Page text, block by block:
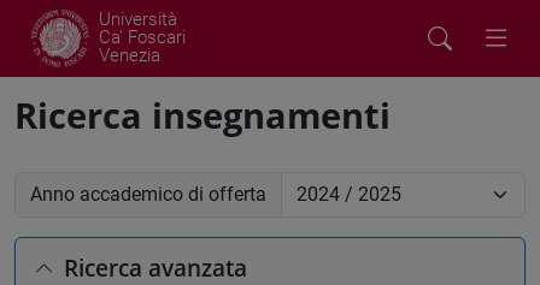
Università
Ca' Foscari
Venezia
Ricerca insegnamenti
Anno accademico di offerta
Ricerca avanzata